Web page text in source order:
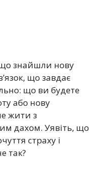
що знайшли нову
що завдає
що ви будете
або нову
жити з
дахом. Уявіть, що
страху і
так?